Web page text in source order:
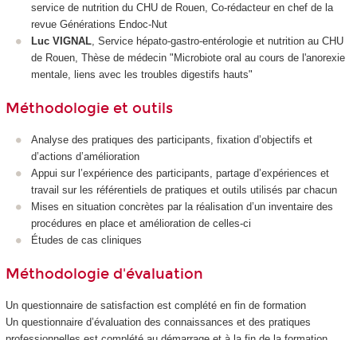
service de nutrition du CHU de Rouen, Co-rédacteur en chef de la
revue Générations Endoc-Nut
Luc VIGNAL , Service hépato-gastro-entérologie et nutrition au CHU
de Rouen, Thèse de médecin "Microbiote oral au cours de l'anorexie
mentale, liens avec les troubles digestifs hauts"
Méthodologie et outils
Analyse des pratiques des participants, fixation d’objectifs et
d’actions d’amélioration
Appui sur l’expérience des participants, partage d’expériences et
travail sur les référentiels de pratiques et outils utilisés par chacun
Mises en situation concrètes par la réalisation d’un inventaire des
procédures en place et amélioration de celles-ci
Études de cas cliniques
Méthodologie d'évaluation
Un questionnaire de satisfaction est complété en fin de formation
Un questionnaire d’évaluation des connaissances et des pratiques